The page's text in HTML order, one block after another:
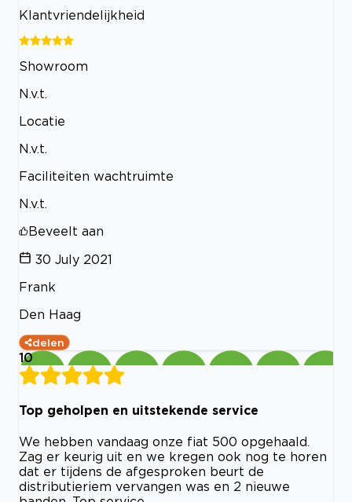
Klantvriendelijkheid
Showroom
N.v.t.
Locatie
N.v.t.
Faciliteiten wachtruimte
N.v.t.
Beveelt aan
30 July 2021
Frank
Den Haag
delen
10
Top geholpen en uitstekende service
We hebben vandaag onze fiat 500 opgehaald.
Zag er keurig uit en we kregen ook nog te horen
dat er tijdens de afgesproken beurt de
distributieriem vervangen was en 2 nieuwe